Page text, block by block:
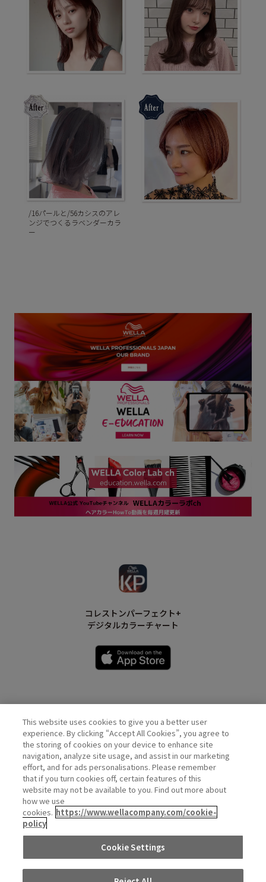
/16パールと/56カシスのアレ
ンジでつくるラベンダーカラ
ー
コレストンパーフェクト+
デジタルカラーチャート
Wella Official Account
PRIVACY
COOKIE
DO NOT SHARE OR SELL PERSONAL
INFORMATION
This website uses cookies to give you a better user
experience. By clicking “Accept All Cookies”, you agree to
the storing of cookies on your device to enhance site
navigation, analyze site usage, and assist in our marketing
effort, and for ads personalisations. Please remember
that if you turn cookies off, certain features of this
website may not be available to you. Find out more about
how we use
cookies. https://www.wellacompany.com/cookie-
policy
Cookie Settings